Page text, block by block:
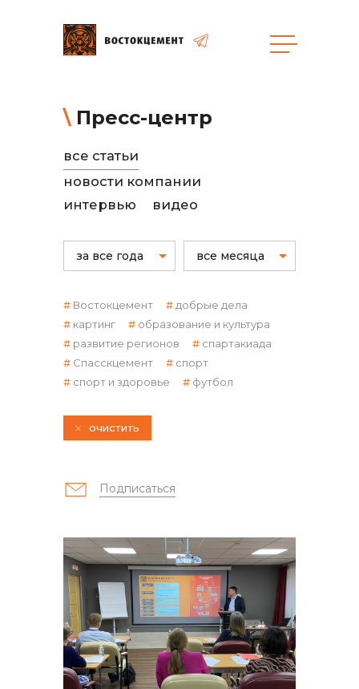
реализация неликвидов
Пресс-центр
все статьи
новости компании
интервью
видео
за все года все месяца
Востокцемент
добрые дела
картинг
образование и культура
развитие регионов
спартакиада
Спасскцемент
спорт
спорт и здоровье
футбол
Подписаться
очистить